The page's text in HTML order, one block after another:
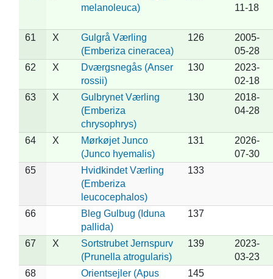
melanoleuca)
11-18
61 X
Gulgrå Værling
(Emberiza cineracea)
126
2005-
05-28
62
X
Dværgsnegås (Anser
rossii)
130
2023-
02-18
63
X
Gulbrynet Værling
(Emberiza
chrysophrys)
130
2018-
04-28
64 X
Mørkøjet Junco
(Junco hyemalis)
131
2026-
07-30
65
Hvidkindet Værling
(Emberiza
leucocephalos)
133
66
Bleg Gulbug (Iduna
pallida)
137
67 X
Sortstrubet Jernspurv
(Prunella atrogularis)
139
2023-
03-23
68
Orientsejler (Apus
145